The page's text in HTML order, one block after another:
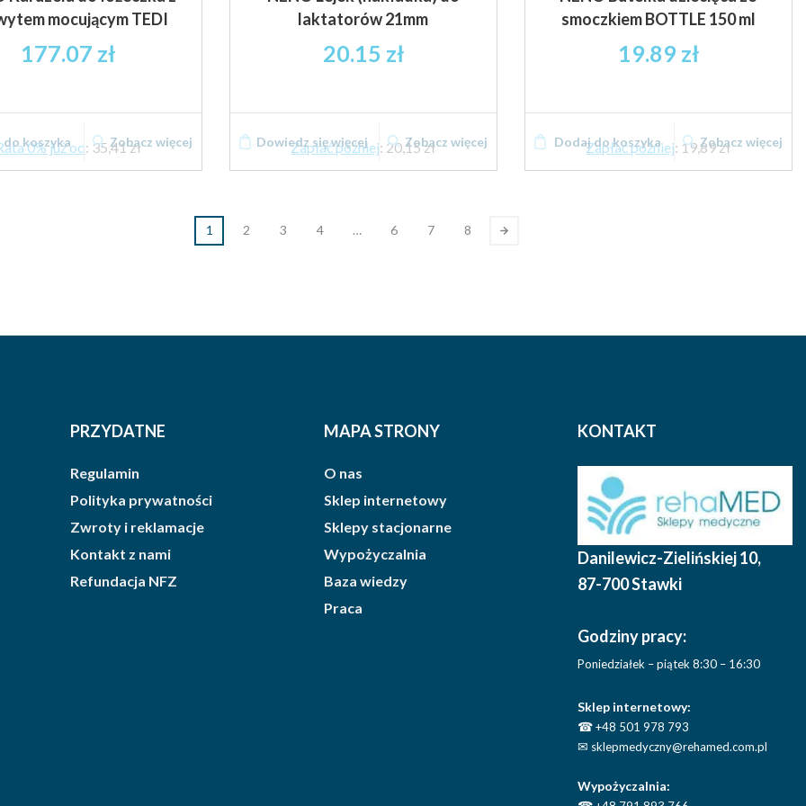
mocującym TEDI
177.07 zł
0% już od: 35,41 zł
do koszyka Zobacz więcej
laktatorów 21mm
20.15 zł
Zapłać później: 20,15 zł
Dowiedz się więcej Zobacz więcej
smoczkiem BOTTLE 150 ml
19.89 zł
Zapłać później: 19,89 zł
Dodaj do koszyka Zobacz więcej
1 2 3 4 … 6 7 8
PRZYDATNE
Regulamin
Polityka prywatności
Zwroty i reklamacje
Kontakt z nami
Refundacja NFZ
MAPA STRONY
O nas
Sklep internetowy
Sklepy stacjonarne
Wypożyczalnia
Baza wiedzy
Praca
KONTAKT
Danilewicz-Zielińskiej 10,
87-700 Stawki
Godziny pracy:
Poniedziałek – piątek 8:30 – 16:30
Sklep internetowy:
☎+48 501 978 793
✉ sklepmedyczny@rehamed.com.pl
Wypożyczalnia: